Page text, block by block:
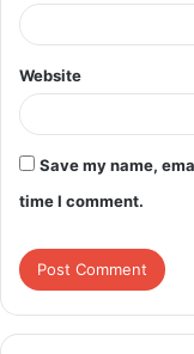
Website
Save my name,
time I comment.